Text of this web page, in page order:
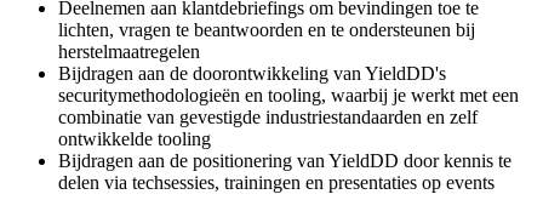
Deelnemen aan klantdebriefings om bevindingen toe te
lichten, vragen te beantwoorden en te ondersteunen bij
herstelmaatregelen
Bijdragen aan de doorontwikkeling van YieldDD's
securitymethodologieën en tooling, waarbij je werkt met een
combinatie van gevestigde industriestandaarden en zelf
ontwikkelde tooling
Bijdragen aan de positionering van YieldDD door kennis te
delen via techsessies, trainingen en presentaties op events